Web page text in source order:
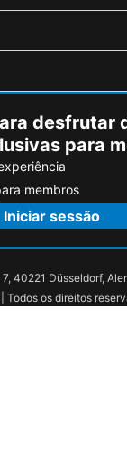
desfrutar
para
membros
Iniciar sessão
40221 Düsseldorf,
os direitos